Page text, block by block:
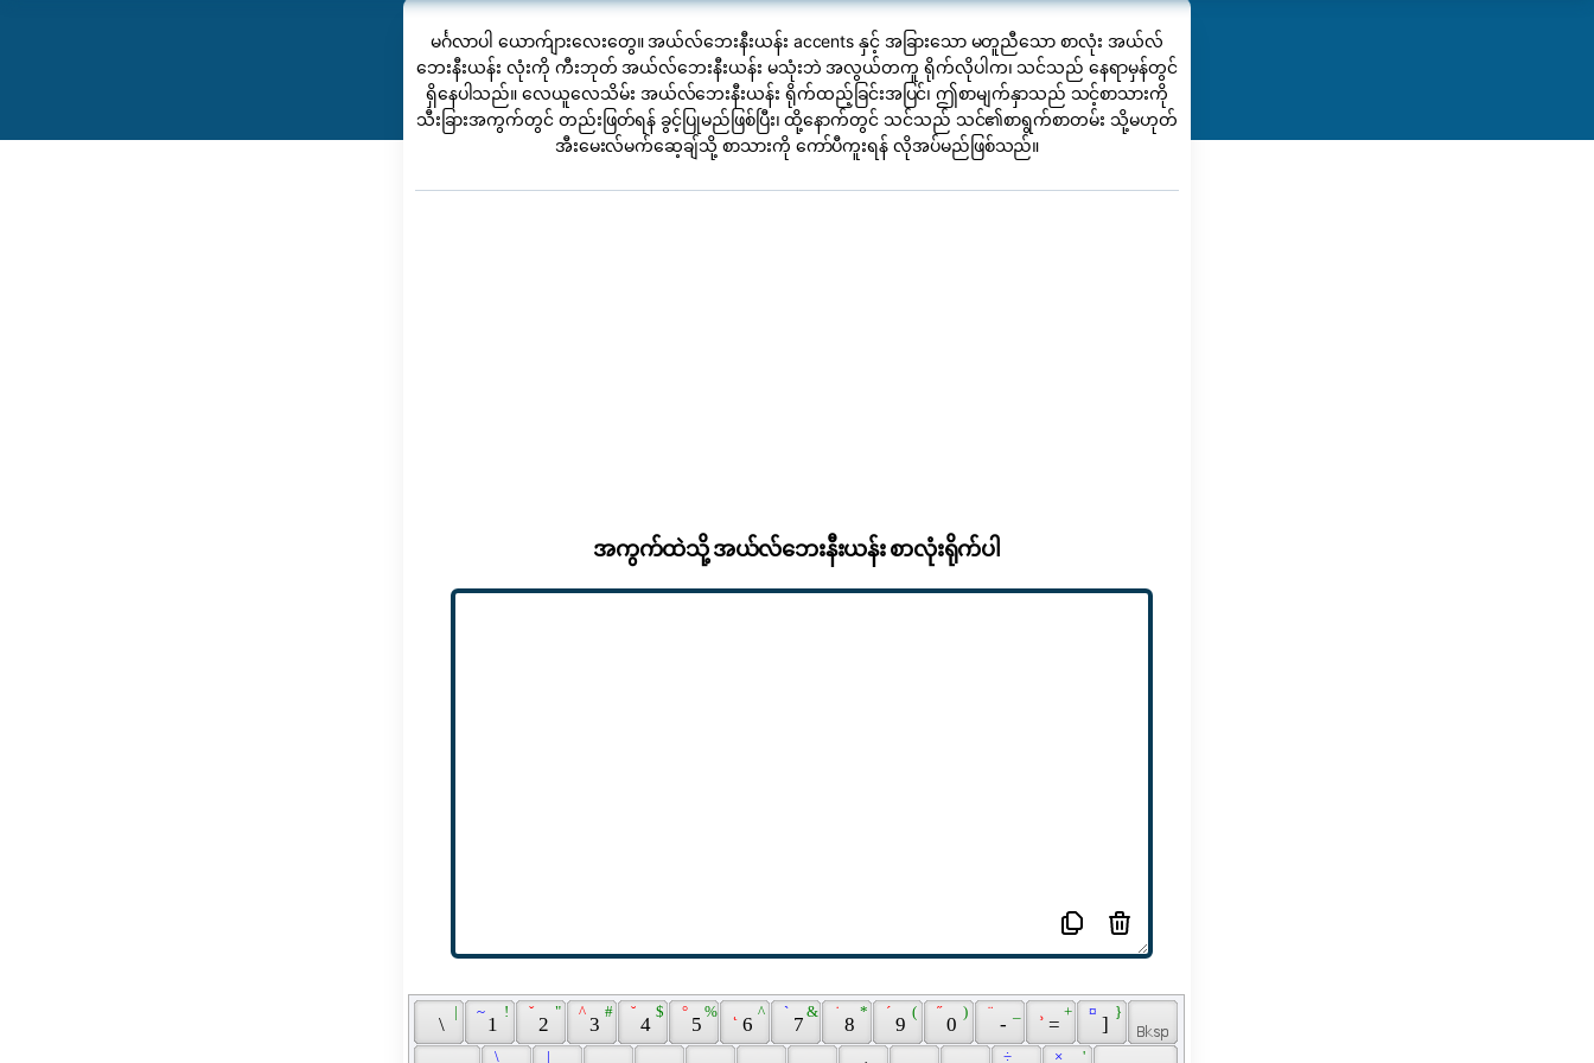
မင်္ဂလာပါ ယောက်ျားလေးတွေ။ အယ်လ်ဘေးနီးယန်း accents နှင့် အခြားသော မတူညီသော စာလုံး အယ်လ်
ဘေးနီးယန်း လုံးကို ကီးဘုတ် အယ်လ်ဘေးနီးယန်း မသုံးဘဲ အလွယ်တကူ ရိုက်လိုပါက၊ သင်သည် နေရာမှန်တွင်
ရှိနေပါသည်။ လေယူလေသိမ်း အယ်လ်ဘေးနီးယန်း ရိုက်ထည့်ခြင်းအပြင်၊ ဤစာမျက်နှာသည် သင့်စာသားကို
သီးခြားအကွက်တွင် တည်းဖြတ်ရန် ခွင့်ပြုမည်ဖြစ်ပြီး၊ ထို့နောက်တွင် သင်သည် သင်၏စာရွက်စာတမ်း သို့မဟုတ်
အီးမေးလ်မက်ဆေ့ချ်သို့ စာသားကို ကော်ပီကူးရန် လိုအပ်မည်ဖြစ်သည်။
အကွက်ထဲသို့ အယ်လ်ဘေးနီးယန်း စာလုံးရိုက်ပါ
\
|
1
!
~
2
"
ˇ
3
#
^
4
$
˘
5
%
°
6
^
7
&
`
8
*
˙
9
(
´
0
)
˝
-
¨
=
+
]
}
¤
\ | ÷ '
×